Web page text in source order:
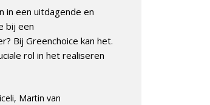
in een uitdagende en
bij een
Bij Greenchoice kan het.
rol in het realiseren
Martin van